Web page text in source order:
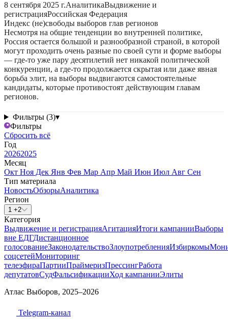
8 сентября 2025 г.АналитикаВыдвижение и
регистрацияРоссийская Федерация
Индекс (не)свободы выборов глав регионов
Несмотря на общие тенденции во внутренней политике,
Россия остается большой и разнообразной страной, в которой
могут проходить очень разные по своей сути и форме выборы
— где-то уже пару десятилетий нет никакой политической
конкуренции, а где-то продолжается скрытая или даже явная
борьба элит, на выборы выдвигаются самостоятельные
кандидаты, которые противостоят действующим главам
регионов.
Фильтры (3)▾
Фильтры
Сбросить всё
Год
20262025
Месяц
Окт Ноя Дек Янв Фев Мар Апр Май Июн Июл Авг Сен
Тип материала
НовостьОбзорыАналитика
Регион
1 +2
Категория
Выдвижение и регистрацияАгитацияИтоги кампанииВыборы
вне ЕДГДистанционное
голосованиеЗаконодательствоЗлоупотребленияИзбиркомы
соцсетейМониторинг
телеэфираПартииПраймеризПрессингРабота
депутатовСудФальсификацииХод кампанииЭлиты
Атлас Выборов, 2025–2026
Telegram-канал